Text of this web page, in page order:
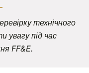
технічного
увагу під час
FF&E.